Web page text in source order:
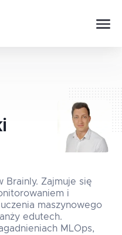
Brainly. Zajmuje się
i
maszynowego
edutech.
MLOps,